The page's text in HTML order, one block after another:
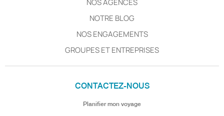
NOS AGENCES
NOTRE BLOG
NOS ENGAGEMENTS
GROUPES ET ENTREPRISES
CONTACTEZ-NOUS
Planifier mon voyage